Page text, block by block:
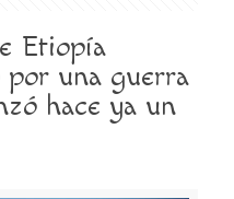
Etiopía
por una guerra
hace ya un